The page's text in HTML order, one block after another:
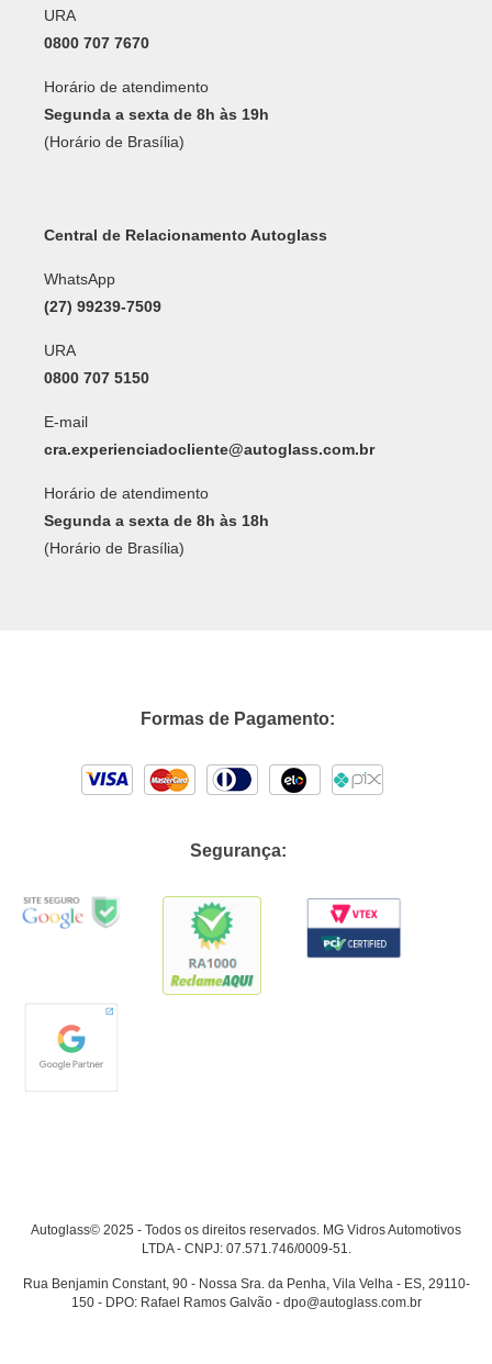
URA
0800 707 7670
Horário de atendimento
Segunda a sexta de 8h às 19h
(Horário de Brasília)
Central de Relacionamento Autoglass
WhatsApp
(27) 99239-7509
URA
0800 707 5150
E-mail
cra.experienciadocliente@autoglass.com.br
Horário de atendimento
Segunda a sexta de 8h às 18h
(Horário de Brasília)
Formas de Pagamento:
Segurança:
Autoglass© 2025 - Todos os direitos reservados. MG Vidros Automotivos
LTDA - CNPJ: 07.571.746/0009-51.
Rua Benjamin Constant, 90 - Nossa Sra. da Penha, Vila Velha - ES, 29110-
150 - DPO: Rafael Ramos Galvão - dpo@autoglass.com.br